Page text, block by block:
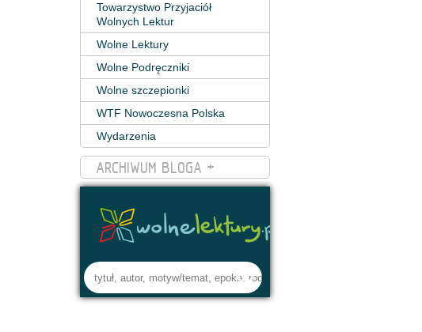
Towarzystwo Przyjaciół
Wolnych Lektur
Wolne Lektury
Wolne Podręczniki
Wolne szczepionki
WTF Nowoczesna Polska
Wydarzenia
ARCHIWUM BLOGA +